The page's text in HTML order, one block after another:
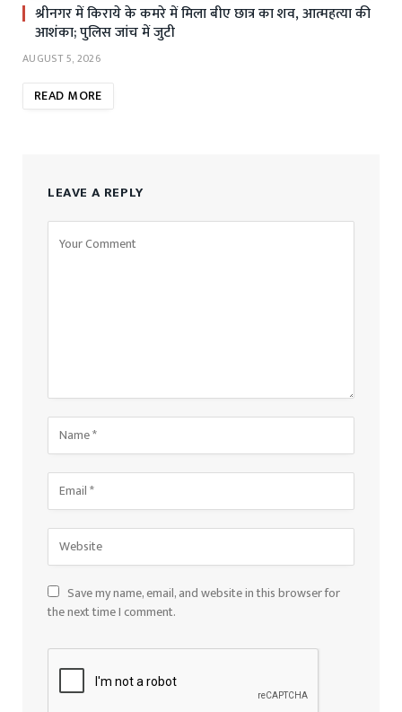
श्रीनगर में किराये के कमरे में मिला बीए छात्र का शव, आत्महत्या की
आशंका; पुलिस जांच में जुटी
AUGUST 5, 2026
READ MORE
LEAVE A REPLY
Save my name, email, and website in this browser for
the next time I comment.